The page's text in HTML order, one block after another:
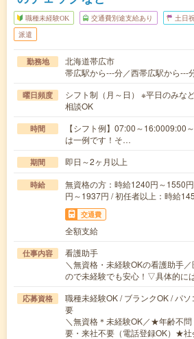
職種未経験OK 交通費別途支給あり 土日
派遣
勤務地
北海道帯広市
帯広駅から---分／西帯広駅から---
曜日頻度
シフト制（月～日） ※平日のみな
相談OK
時間
【シフト例】07:00～16:0009:00
は一例です！そ…
期間 即日～2ヶ月以上
時給
無資格の方：時給1240円～1550
円～1937円 / 初任者以上：時給
交通費
全額支給
仕事内容
看護助手
＼無資格・未経験OKの看護助手
ので未経験でも安心！▽具体的
応募資格
職種未経験OK / ブランクOK / パ
要
＼無資格＊未経験OK／★年齢不
要・来社不要（電話登録OK）★